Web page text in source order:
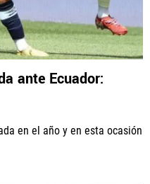
ante Ecuador:
en el año y en esta ocasión